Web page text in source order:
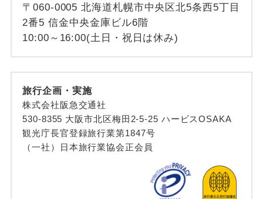
〒060-0005 北海道札幌市中央区北5条西5丁目
2番5 信金中央金庫ビル6階
10:00～16:00(土日・祝日は休み)
旅行企画・実施
株式会社阪急交通社
530-8355 大阪市北区梅田2-5-25 ハービスOSAKA
観光庁長官登録旅行業第1847号
（一社）日本旅行業協会正会員